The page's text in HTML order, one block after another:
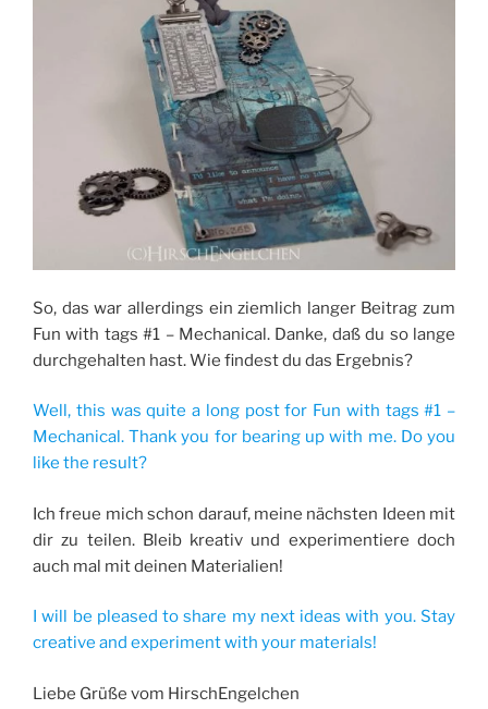
So, das war allerdings ein ziemlich langer Beitrag zum
Fun with tags #1 – Mechanical. Danke, daß du so lange
durchgehalten hast. Wie findest du das Ergebnis?
Well, this was quite a long post for Fun with tags #1 –
Mechanical. Thank you for bearing up with me. Do you
like the result?
Ich freue mich schon darauf, meine nächsten Ideen mit
dir zu teilen. Bleib kreativ und experimentiere doch
auch mal mit deinen Materialien!
I will be pleased to share my next ideas with you. Stay
creative and experiment with your materials!
Liebe Grüße vom HirschEngelchen